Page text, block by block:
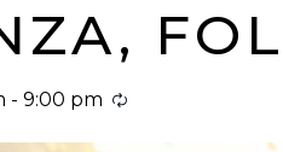
- 9:00 pm